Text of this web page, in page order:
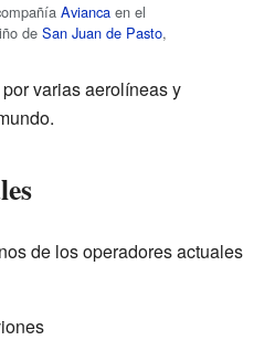
Avianca en el
de San Juan de Pasto,
varias aerolíneas y
de los operadores actuales